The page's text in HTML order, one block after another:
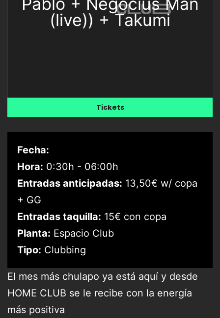
(live)) + Takumi
Tickets
Fecha:
Hora: 0:30h - 06:00h
Entradas anticipadas: 13,50€ w/ copa
+ GG
Entradas taquilla: 15€ con copa
Planta: Espacio Club
Tipo: Clubbing
El mes más chulapo ya está aquí y desde
HOME CLUB se le recibe con la energía
más positiva